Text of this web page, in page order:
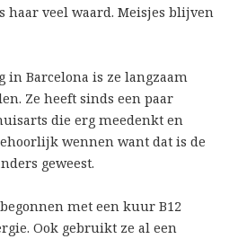
haar veel waard. Meisjes blijven
in Barcelona is ze langzaam
Ze heeft sinds een paar
die erg meedenkt en
wennen want dat is de
geweest.
met een kuur B12
Ook gebruikt ze al een